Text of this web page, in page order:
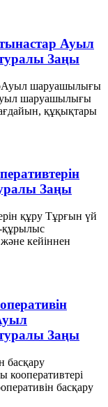
Ауыл
Заңы
шаруашылығы
шаруашылығы
құқықтары
Заңы
құру Тұрғын үй
кейіннен
Заңы
басқару
басқару